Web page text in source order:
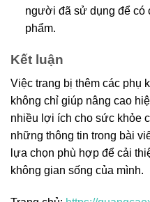
người đã sử dụng để có
phẩm.
Kết luận
Việc trang bị thêm các phụ
không chỉ giúp nâng cao
nhiều lợi ích cho sức khỏe
những thông tin trong bài
lựa chọn phù hợp để cải
không gian sống của mình.